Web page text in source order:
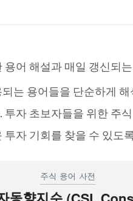
용어 해설과 매일 갱신되
는 용어들을 단순하게
투자 초보자들을 위한 주
투자 기회를 찾을 수 있도